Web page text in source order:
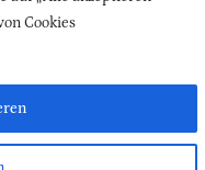
Cookies